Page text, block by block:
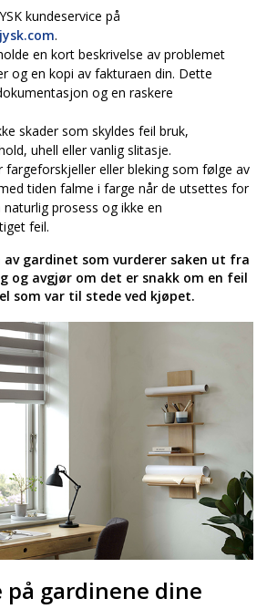
kundeservice på
.
en kort beskrivelse av problemet
og en kopi av fakturaen din. Dette
og en raskere
skader som skyldes feil bruk,
uhell eller vanlig slitasje.
fargeforskjeller eller bleking som følge av
tiden falme i farge når de utsettes for
prosess og ikke en
feil.
av gardinet som vurderer saken ut fra
og avgjør om det er snakk om en feil
som var til stede ved kjøpet.
på gardinene dine